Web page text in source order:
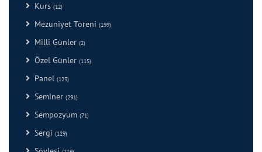
Kurs (12)
Mezuniyet Töreni (199)
Milli Günler (2)
Özel Günler (115)
Panel (123)
Seminer (291)
Sempozyum (71)
Sergi (129)